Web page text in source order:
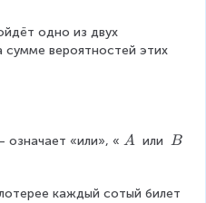
одно из двух
вероятностей этих
означает «или», « \
A или \
B
каждый сотый билет